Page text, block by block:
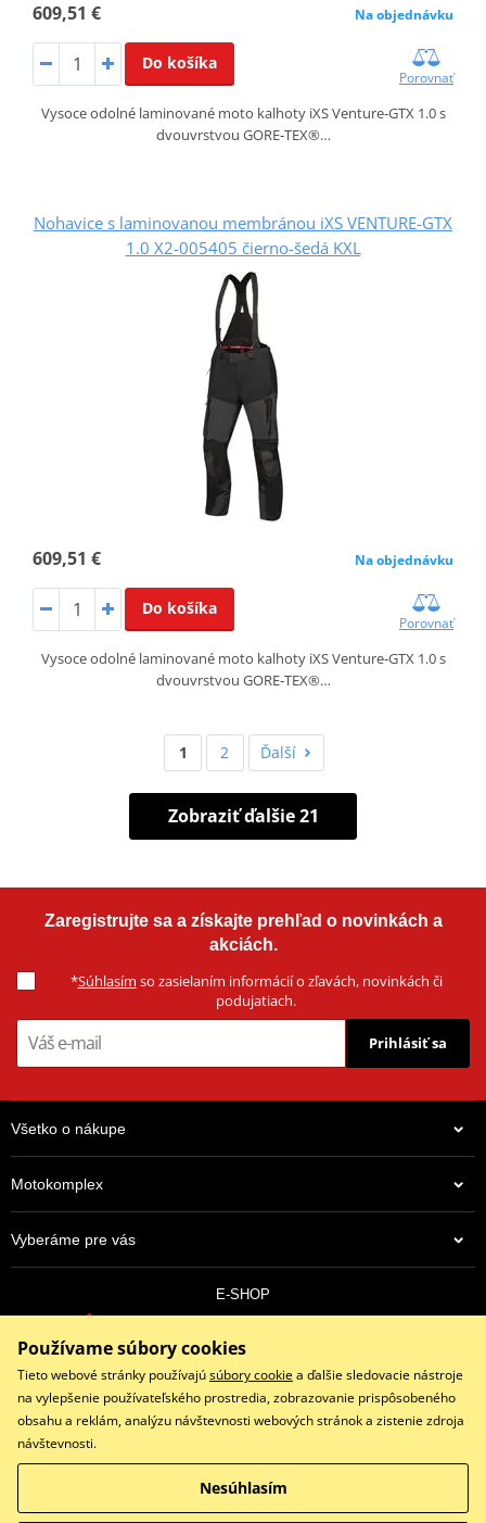
609,51 € Na objednávku
Do košíka
Porovnať
Vysoce odolné laminované moto kalhoty iXS Venture‑GTX 1.0 s
dvouvrstvou GORE‑TEX®…
Nohavice s laminovanou membránou iXS VENTURE-GTX
1.0 X2-005405 čierno-šedá KXL
609,51 € Na objednávku
Do košíka
Porovnať
Vysoce odolné laminované moto kalhoty iXS Venture‑GTX 1.0 s
dvouvrstvou GORE‑TEX®…
1 2 Ďalší
Zobraziť ďalšie 21
Zaregistrujte sa a získajte prehľad o novinkách a
akciách.
*Súhlasím so zasielaním informácií o zľavách, novinkách či
podujatiach.
Prihlásiť sa
Všetko o nákupe
Motokomplex
Vyberáme pre vás
E-SHOP
objednavky@eshopmotokomplex.sk
Po - Pia: 8:30-17:00 | Nedeľa: ZATVORENÉ
Facebook
Copyright © 2026 www.eshopmotokomplex.sk
Všetky práva vyhradené
Používame súbory cookies
Tieto webové stránky používajúsúbory cookiea ďalšie sledovacie nástroje
na vylepšenie používateľského prostredia, zobrazovanie prispôsobeného
obsahu a reklám, analýzu návštevnosti webových stránok a zistenie zdroja
návštevnosti.
Nesúhlasím